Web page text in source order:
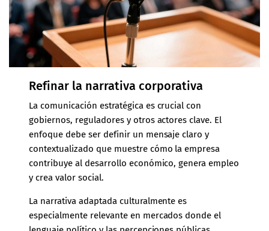
Refinar la narrativa corporativa
La comunicación estratégica es crucial con
gobiernos, reguladores y otros actores clave. El
enfoque debe ser definir un mensaje claro y
contextualizado que muestre cómo la empresa
contribuye al desarrollo económico, genera empleo
y crea valor social.
La narrativa adaptada culturalmente es
especialmente relevante en mercados donde el